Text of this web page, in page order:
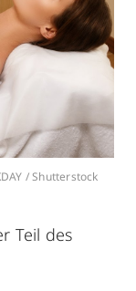
/ Shutterstock
Teil des